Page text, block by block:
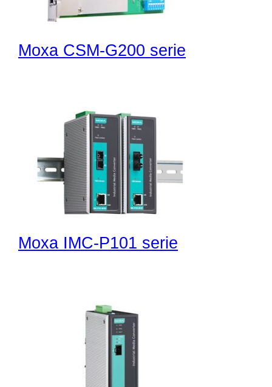
Moxa CSM-G200 serie
Moxa IMC-P101 serie